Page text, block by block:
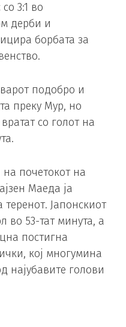
3:1 во
дерби и
борбата за
подобро и
преку Мур, но
со голот на
почетокот на
Маеда ја
теренот. Јапонскиот
во 53-тат минута, а
постигна
кој многумина
најубавите голови